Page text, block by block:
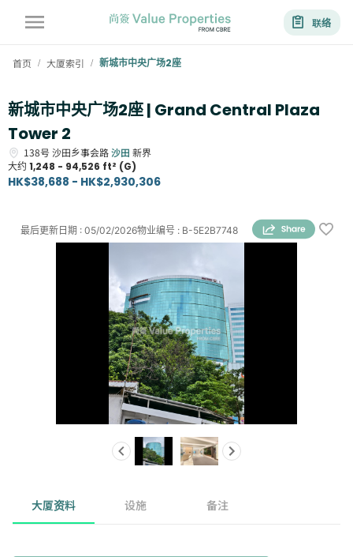
联络
首页 / 大厦索引 / 新城市中央广场2座
新城市中央广场2座 | Grand Central Plaza
Tower 2
138号 沙田乡事会路沙田 新界
大约 1,248 - 94,526 ft² (G)
HK$38,688 - HK$2,930,306
物业编号 : B-5E2B7748
最后更新日期 : 05/02/2026
大厦资料 设施 备注